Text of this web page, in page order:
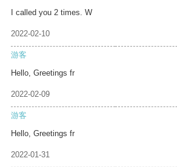
I called you 2 times. W
2022-02-10
游客
Hello, Greetings fr
2022-02-09
游客
Hello, Greetings fr
2022-01-31